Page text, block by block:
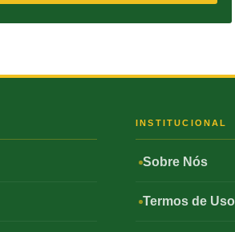
INSTITUCIONAL
Sobre Nós
Termos de Uso